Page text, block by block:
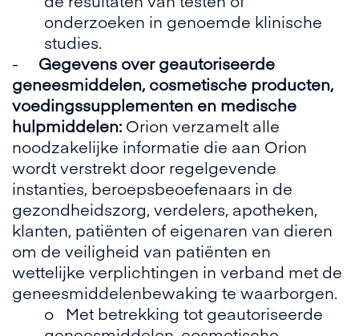
onderzoeken in genoemde klinische
studies.
- Gegevens over geautoriseerde
geneesmiddelen, cosmetische producten,
voedingssupplementen en medische
hulpmiddelen: Orion verzamelt alle
noodzakelijke informatie die aan Orion
wordt verstrekt door regelgevende
instanties, beroepsbeoefenaars in de
gezondheidszorg, verdelers, apotheken,
klanten, patiënten of eigenaren van dieren
om de veiligheid van patiënten en
wettelijke verplichtingen in verband met de
geneesmiddelenbewaking te waarborgen.
o Met betrekking tot geautoriseerde